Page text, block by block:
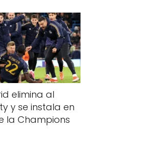
elimina al
y se instala en
la Champions